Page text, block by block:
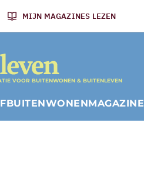
MIJN MAGAZINES LEZEN
VOOR BUITENWONEN & BUITENLEVEN
BUITENWONENMAGAZINE